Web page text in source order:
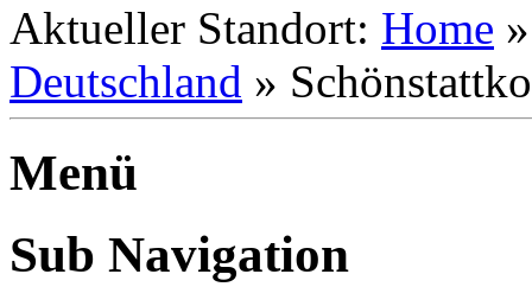
Aktueller Standort: Home
Deutschland »
Menü
Sub Navigation